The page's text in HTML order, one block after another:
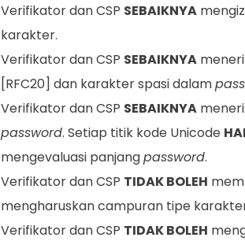
Verifikator dan CSP SEBAIKNYA
karakter.
Verifikator dan CSP SEBAIKNYA
[RFC20] dan karakter spasi dalam
Verifikator dan CSP SEBAIKNYA
password. Setiap titik kode Unicode
mengevaluasi panjangpassword.
Verifikator dan CSP TIDAK BOLEH
mengharuskan campuran tipe
Verifikator dan CSP TIDAK BOLEH